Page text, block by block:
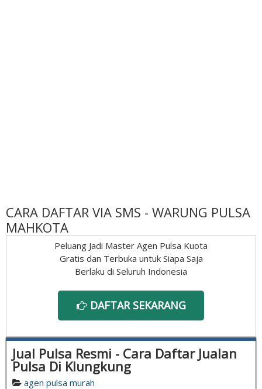
CARA DAFTAR VIA SMS - WARUNG PULSA
MAHKOTA
Peluang Jadi Master Agen Pulsa Kuota
Gratis dan Terbuka untuk Siapa Saja
Berlaku di Seluruh Indonesia
DAFTAR SEKARANG
Jual Pulsa Resmi - Cara Daftar Jualan
Pulsa Di Klungkung
agen pulsa murah